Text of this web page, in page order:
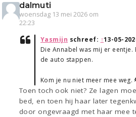
dalmuti
woensdag 13 mei 2026 om
22:23
Yasmijn schreef: ↑13-05-
Die Annabel was mij er eentje.
de auto stappen.
Kom je nu niet meer mee weg.
Toen toch ook niet? Ze lagen
bed, en toen hij haar later
door ongevraagd met haar mee